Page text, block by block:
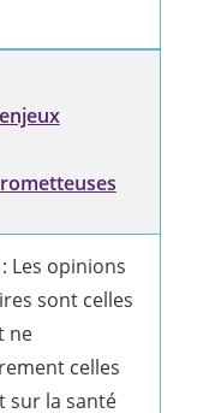
Les opinions
sont celles
ne
celles
sur la santé